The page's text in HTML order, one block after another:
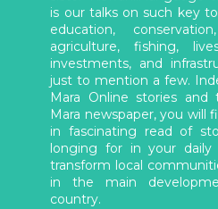
is our talks on such key
education,
agriculture, fishing,
investments, and
just to mention a few.
Mara Online stories
Mara newspaper, you will
in fascinating read of
longing for in your
transform local
in the main
country.